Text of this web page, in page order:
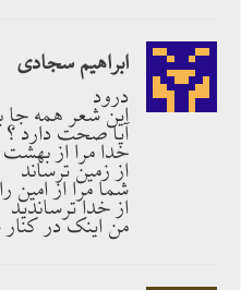
ابراهیم سجادی
درود
این شعر همه جا
آیا صحت دارد ؟
خدا مرا از بهشت
از زمین ترساند
شما مرا از امین
از خدا ترساندید
من اینک در